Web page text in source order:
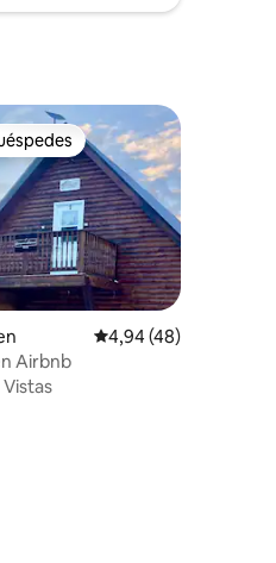
evaluaciones
más destacados
Calificación
4,94 (48)
Airbnb
Vistas